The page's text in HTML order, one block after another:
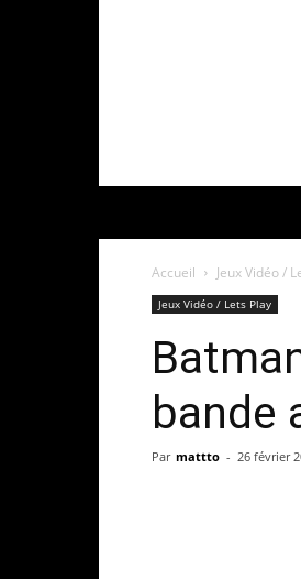
Accueil Jeux Vidéo /
Jeux Vidéo / Lets Play
bande
Par mattto - 26 février